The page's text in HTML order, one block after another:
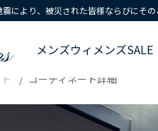
により、被災された皆様ならびにそ
メンズウィメンズSALE
コーディネート詳細